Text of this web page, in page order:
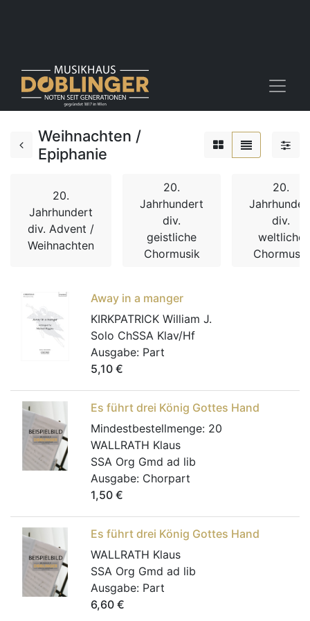
Weihnachten /
Epiphanie
20.
Jahrhundert
div. Advent /
Weihnachten
20.
Jahrhundert
div.
geistliche
Chormusik
20.
div.
weltliche
Chormusik
Away in a manger
KIRKPATRICK William J.
Solo ChSSA Klav/Hf
Ausgabe: Part
5,10 €
Es führt drei König Gottes Hand
Mindestbestellmenge: 20
WALLRATH Klaus
SSA Org Gmd ad lib
Ausgabe: Chorpart
1,50 €
Es führt drei König Gottes Hand
WALLRATH Klaus
SSA Org Gmd ad lib
Ausgabe: Part
6,60 €